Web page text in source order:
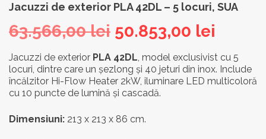
Jacuzzi de exterior PLA 42DL – 5 locuri, SUA
63.566,00lei Prețul
inițial
a
fost:
63.566,00 lei.
50.853,00 lei
este:
Jacuzzi de exterior PLA 42DL, model exclusivist cu 5
locuri, dintre care un șezlong și 40 jeturi din inox. Include
încălzitor Hi-Flow Heater 2kW, iluminare LED multicoloră
cu 10 puncte de lumină și cascadă.
Dimensiuni: 213 x 213 x 86 cm.